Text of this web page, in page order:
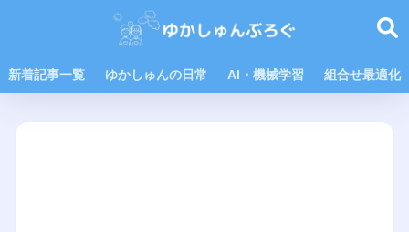
新着記事一覧 ゆかしゅんの日常 AI・機械学習 組合せ最適化